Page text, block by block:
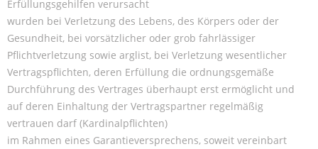
Erfüllungsgehilfen verursacht
wurden bei Verletzung des Lebens, des Körpers oder der
Gesundheit, bei vorsätzlicher oder grob fahrlässiger
Pflichtverletzung sowie arglist, bei Verletzung wesentlicher
Vertragspflichten, deren Erfüllung die ordnungsgemäße
Durchführung des Vertrages überhaupt erst ermöglicht und
auf deren Einhaltung der Vertragspartner regelmäßig
vertrauen darf (Kardinalpflichten)
im Rahmen eines Garantieversprechens, soweit vereinbart